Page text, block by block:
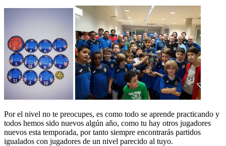
Por el nivel no te preocupes, es como todo se aprende practicando y
todos hemos sido nuevos algún año, como tu hay otros jugadores
nuevos esta temporada, por tanto siempre encontrarás partidos
igualados con jugadores de un nivel parecido al tuyo.